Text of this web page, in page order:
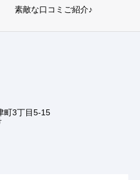
素敵な口コミご紹介♪
町3丁目5-15